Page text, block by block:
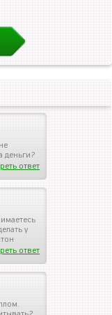
деньги?
ответ
у
ответ